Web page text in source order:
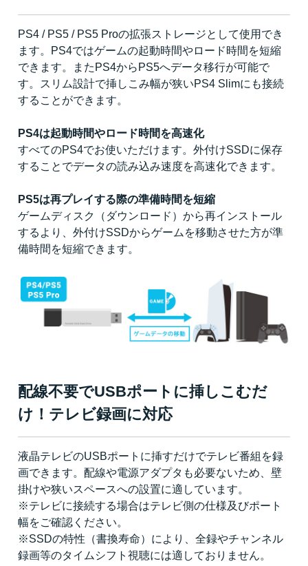
PS4 / PS5 / PS5 Proの拡張ストレージとして使用でき
ます。PS4ではゲームの起動時間やロード時間を短縮
できます。またPS4からPS5へデータ移行が可能で
す。スリム設計で挿しこみ幅が狭いPS4 Slimにも接続
することができます。
PS4は起動時間やロード時間を高速化
すべてのPS4でお使いただけます。外付けSSDに保存
することでデータの読み込み速度を高速化できます。
PS5は再プレイする際の準備時間を短縮
ゲームディスク（ダウンロード）から再インストール
するより、外付けSSDからゲームを移動させた方が準
備時間を短縮できます。
配線不要でUSBポートに挿しこむだ
け！テレビ録画に対応
液晶テレビのUSBポートに挿すだけでテレビ番組を録
画できます。配線や電源アダプタも必要ないため、壁
掛けや狭いスペースへの設置に適しています。
※テレビに接続する場合はテレビ側の仕様及びポート
幅をご確認ください。
※SSDの特性（書換寿命）により、全録やチャンネル
録画等のタイムシフト視聴には適しておりません。